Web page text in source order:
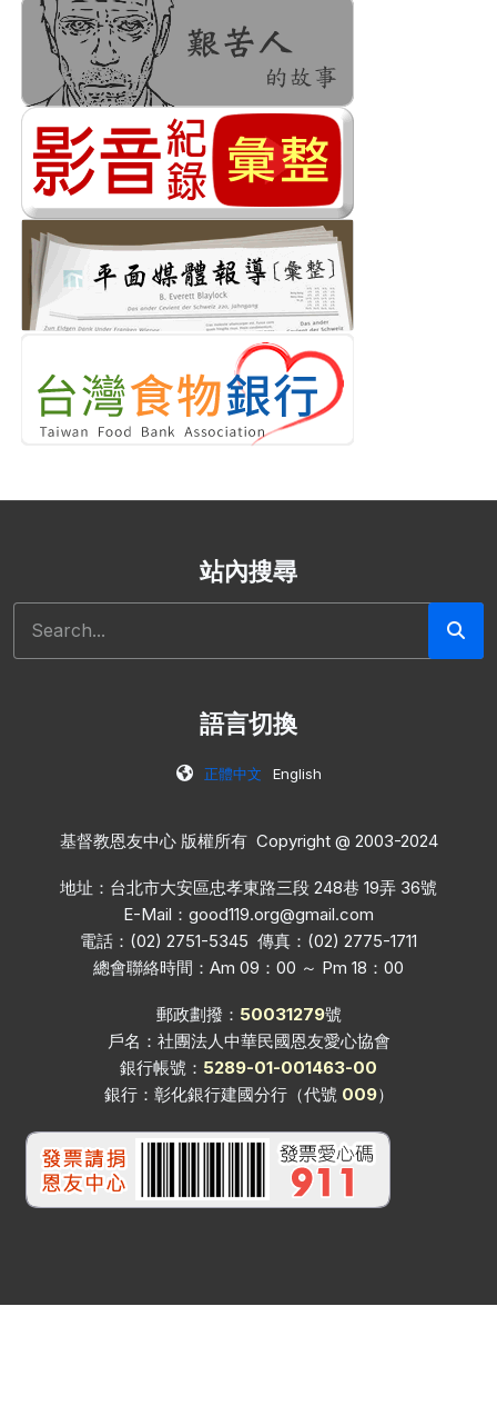
站內搜尋
語言切換
正體中文 English
基督教恩友中心 版權所有 Copyright @ 2003-2024
地址：台北市大安區忠孝東路三段 248巷 19弄 36號
E-Mail： good119.org@gmail.com
電話：(02) 2751-5345 傳真：(02) 2775-1711
總會聯絡時間：Am 09：00 ～ Pm 18：00
郵政劃撥： 50031279號
戶名：社團法人中華民國恩友愛心協會
銀行帳號： 5289-01-001463-00
銀行：彰化銀行建國分行（代號 009）